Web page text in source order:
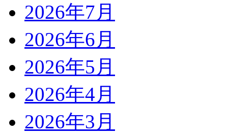
2026年7月
2026年6月
2026年5月
2026年4月
2026年3月